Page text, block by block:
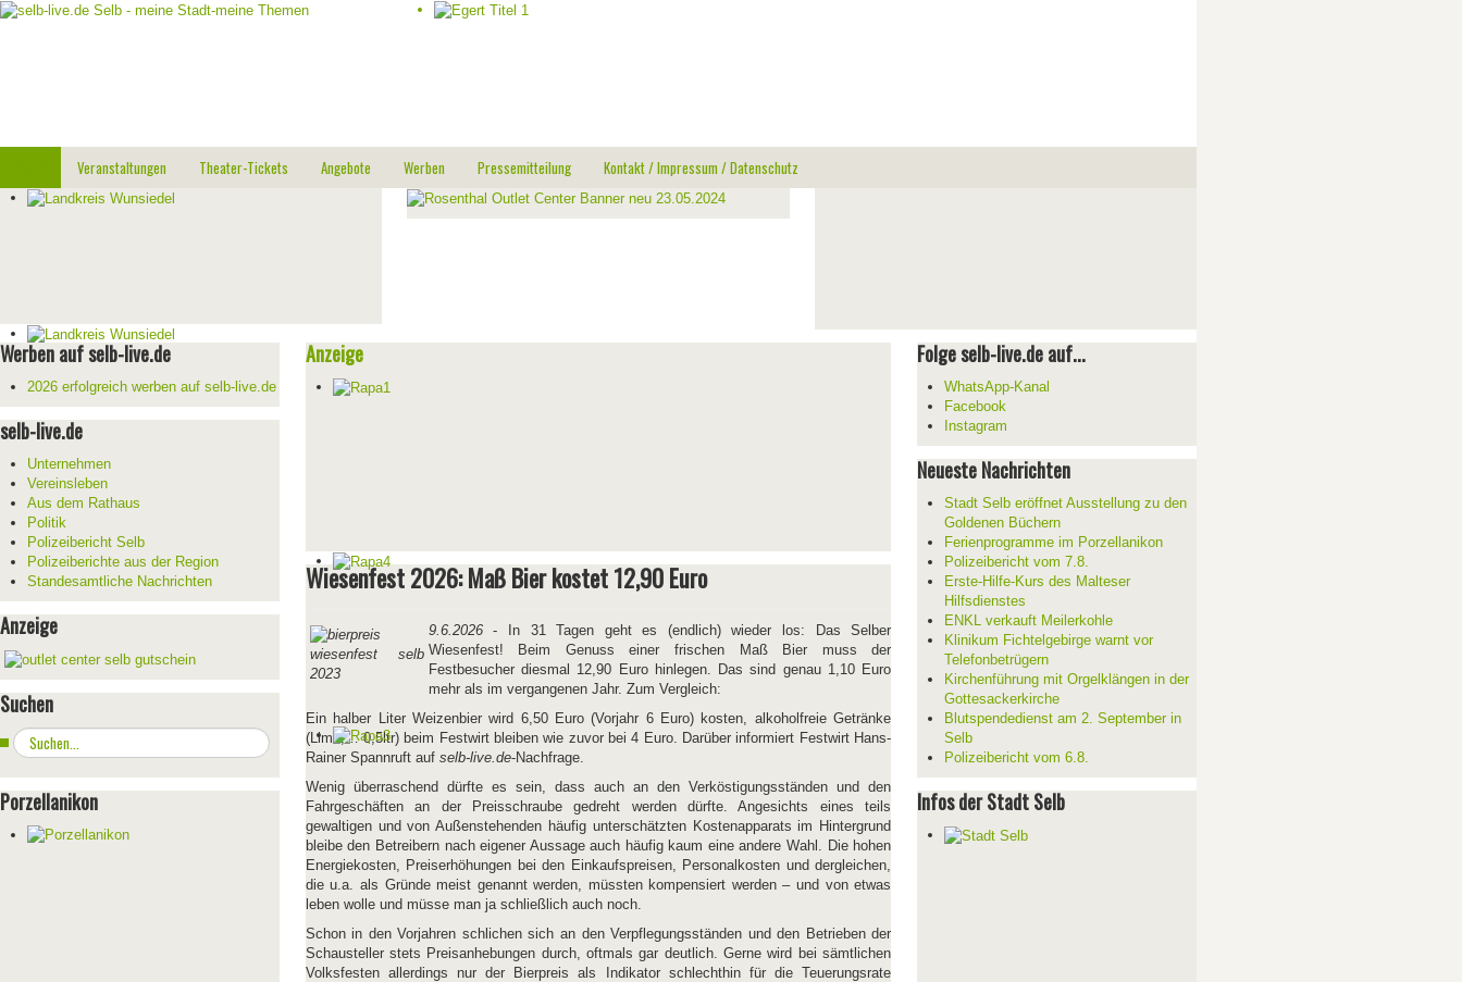
Veranstaltungen Theater-Tickets Angebote Werben Pressemitteilung Kontakt / Impressum / Datenschutz
Werben auf selb-live.de
2026 erfolgreich werben auf selb-live.de
selb-live.de
Unternehmen
Vereinsleben
Aus dem Rathaus
Politik
Polizeibericht Selb
Polizeiberichte aus der Region
Standesamtliche Nachrichten
Anzeige
Suchen
Suchen
...
Porzellanikon
Anzeige
Wiesenfest 2026: Maß Bier kostet 12,90 Euro
9.6.2026- In 31 Tagen geht es (endlich) wieder los: Das Selber
Wiesenfest! Beim Genuss einer frischen Maß Bier muss der
Festbesucher diesmal 12,90 Euro hinlegen. Das sind genau 1,10 Euro
mehr als im vergangenen Jahr. Zum Vergleich:
Ein halber Liter Weizenbier wird 6,50 Euro (Vorjahr 6 Euro) kosten, alkoholfreie Getränke
(Limo,… 0,5ltr) beim Festwirt bleiben wie zuvor bei 4 Euro. Darüber informiert Festwirt Hans-
Rainer Spannruft auf selb-live.de-Nachfrage.
Wenig überraschend dürfte es sein, dass auch an den Verköstigungsständen und den
Fahrgeschäften an der Preisschraube gedreht werden dürfte. Angesichts eines teils
gewaltigen und von Außenstehenden häufig unterschätzten Kostenapparats im Hintergrund
bleibe den Betreibern nach eigener Aussage auch häufig kaum eine andere Wahl. Die hohen
Energiekosten, Preiserhöhungen bei den Einkaufspreisen, Personalkosten und dergleichen,
die u.a. als Gründe meist genannt werden, müssten kompensiert werden – und von etwas
leben wolle und müsse man ja schließlich auch noch.
Schon in den Vorjahren schlichen sich an den Verpflegungsständen und den Betrieben der
Schausteller stets Preisanhebungen durch, oftmals gar deutlich. Gerne wird bei sämtlichen
Volksfesten allerdings nur der Bierpreis als Indikator schlechthin für die Teuerungsrate
Folge selb-live.de auf...
WhatsApp-Kanal
Facebook
Instagram
Neueste Nachrichten
Stadt Selb eröffnet Ausstellung zu den
Goldenen Büchern
Ferienprogramme im Porzellanikon
Polizeibericht vom 7.8.
Erste-Hilfe-Kurs des Malteser
Hilfsdienstes
ENKL verkauft Meilerkohle
Klinikum Fichtelgebirge warnt vor
Telefonbetrügern
Kirchenführung mit Orgelklängen in der
Gottesackerkirche
Blutspendedienst am 2. September in
Selb
Polizeibericht vom 6.8.
Infos der Stadt Selb